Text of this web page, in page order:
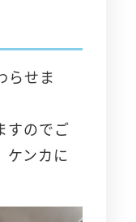
らせま
すのでご
ケンカに